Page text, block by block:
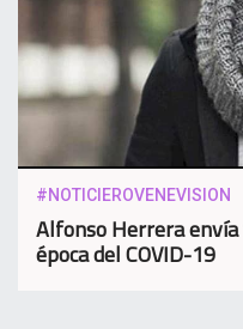
#NOTICIEROVENEVISION
Alfonso Herrera envía
época del COVID-19